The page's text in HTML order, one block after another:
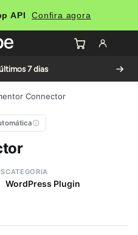
API Confira agora
7 dias
Connector
CATEGORIA
WordPress Plugin